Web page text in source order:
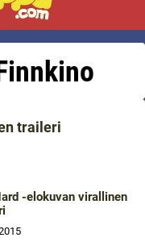
traileri
-elokuvan virallinen